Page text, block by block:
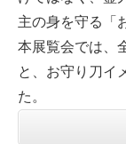
主の身を守る「
本展覧会では、
と、お守り刀イ
た。